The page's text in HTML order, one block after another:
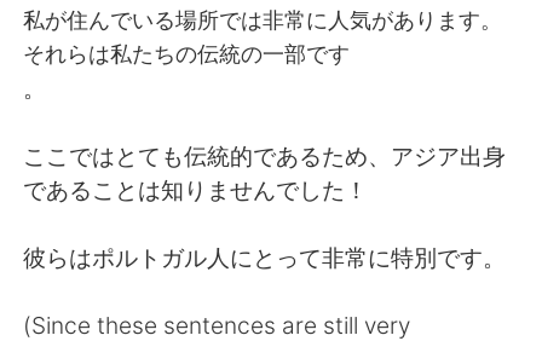
English
Español العربية
Français Deutsch
日本語 한국어
私が住んでいる場所では非常に人気があります。
それらは私たちの伝統の一部です
。
ここではとても伝統的であるため、アジア出身
であることは知りませんでした！
彼らはポルトガル人にとって非常に特別です。
(Since these sentences are still very